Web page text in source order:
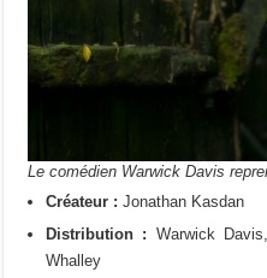
Le comédien Warwick Davis
Créateur : Jonathan Kasdan
Distribution : Warwick
Whalley